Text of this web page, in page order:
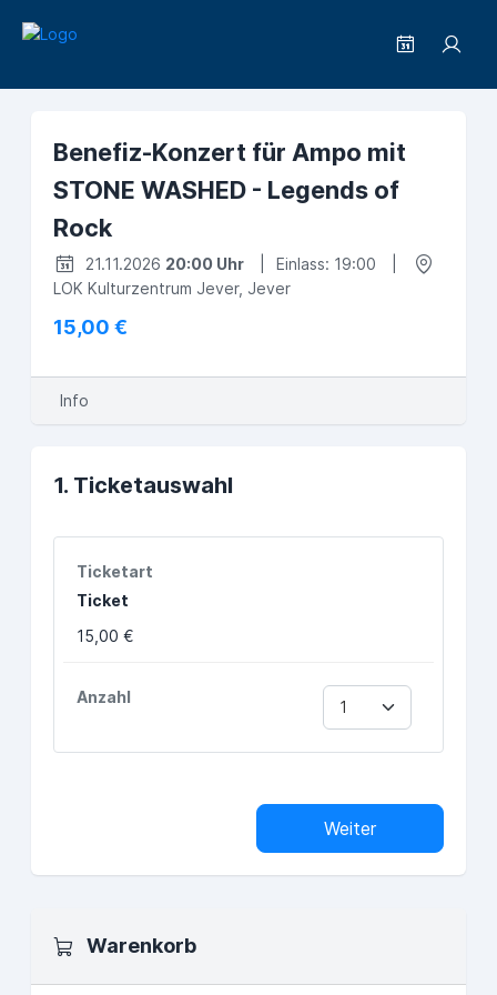
Benefiz-Konzert für Ampo mit
STONE WASHED - Legends of
Rock
21.11.2026 20:00 Uhr Einlass: 19:00
LOK Kulturzentrum Jever, Jever
15,00 €
Info
1. Ticketauswahl
Ticket
15,00 €
Weiter
Warenkorb